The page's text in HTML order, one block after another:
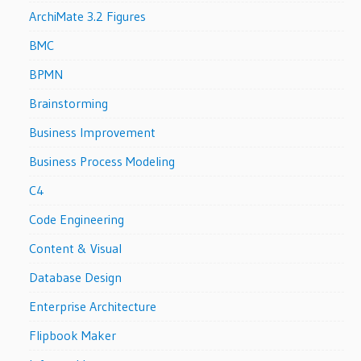
ArchiMate 3.2 Figures
BMC
BPMN
Brainstorming
Business Improvement
Business Process Modeling
C4
Code Engineering
Content & Visual
Database Design
Enterprise Architecture
Flipbook Maker